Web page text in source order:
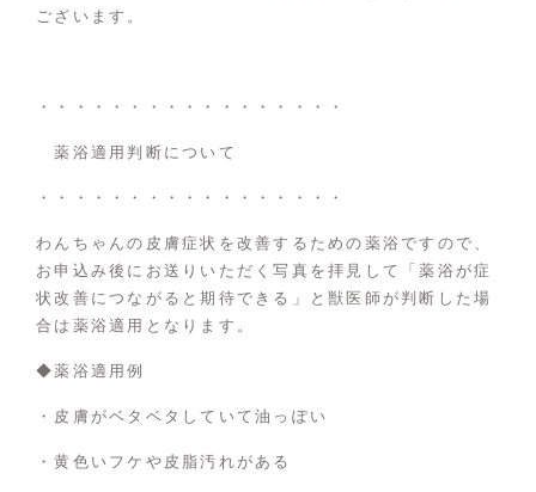
ございます。
・・・・・・・・・・・・・・・・・
薬浴適用判断について
・・・・・・・・・・・・・・・・・
わんちゃんの皮膚症状を改善するための薬浴ですので、
お申込み後にお送りいただく写真を拝見して「薬浴が症
状改善につながると期待できる」と獣医師が判断した場
合は薬浴適用となります。
◆薬浴適用例
・皮膚がベタベタしていて油っぽい
・黄色いフケや皮脂汚れがある